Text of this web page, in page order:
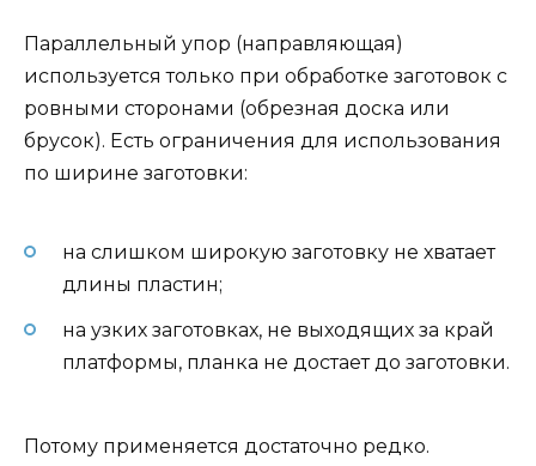
Параллельный упор (направляющая)
используется только при обработке заготовок с
ровными сторонами (обрезная доска или
брусок). Есть ограничения для использования
по ширине заготовки:
на слишком широкую заготовку не хватает
длины пластин;
на узких заготовках, не выходящих за край
платформы, планка не достает до заготовки.
Потому применяется достаточно редко.